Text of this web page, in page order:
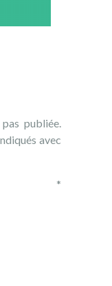
publiée.
avec
*